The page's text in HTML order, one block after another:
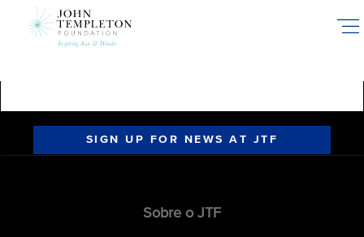
SIGN UP FOR NEWS AT JTF
Sobre o JTF